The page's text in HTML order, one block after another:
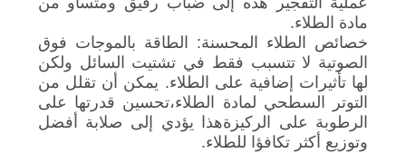
مادة الطلاء.
خصائص الطلاء المحسنة: الطاقة بالموجات فوق
الصوتية لا تتسبب فقط في تشتيت السائل ولكن
لها تأثيرات إضافية على الطلاء. يمكن أن تقلل من
التوتر السطحي لمادة الطلاء،تحسين قدرتها على
الرطوبة على الركيزةهذا يؤدي إلى صلابة أفضل
وتوزيع أكثر تكافؤا للطلاء.